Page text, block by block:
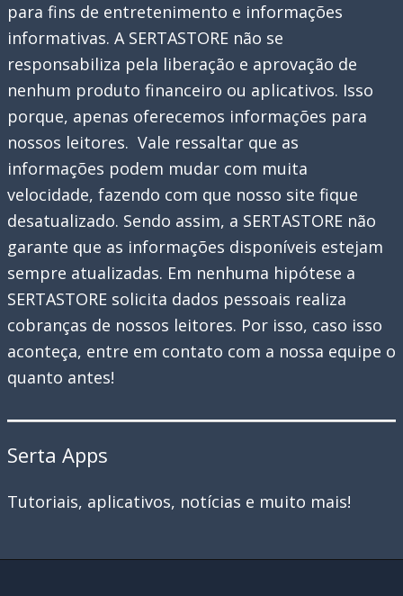
para fins de entretenimento e informações
informativas. A SERTASTORE não se
responsabiliza pela liberação e aprovação de
nenhum produto financeiro ou aplicativos. Isso
porque, apenas oferecemos informações para
nossos leitores. Vale ressaltar que as
informações podem mudar com muita
velocidade, fazendo com que nosso site fique
desatualizado. Sendo assim, a SERTASTORE não
garante que as informações disponíveis estejam
sempre atualizadas. Em nenhuma hipótese a
SERTASTORE solicita dados pessoais realiza
cobranças de nossos leitores. Por isso, caso isso
aconteça, entre em contato com a nossa equipe o
quanto antes!
Serta Apps
Tutoriais, aplicativos, notícias e muito mais!